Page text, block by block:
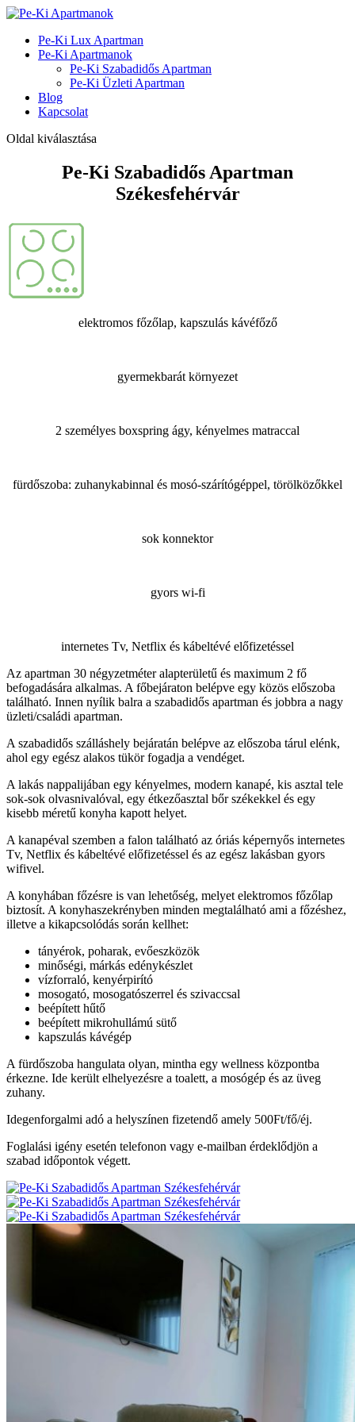
Pe-Ki Lux Apartman
Pe-Ki Apartmanok
Pe-Ki Szabadidős Apartman
Pe-Ki Üzleti Apartman
Blog
Kapcsolat
Oldal kiválasztása
Pe-Ki Szabadidős Apartman
Székesfehérvár
elektromos főzőlap, kapszulás kávéfőző
gyermekbarát környezet
2 személyes boxspring ágy, kényelmes matraccal
fürdőszoba: zuhanykabinnal és mosó-szárítógéppel, törölközőkkel
sok konnektor
gyors wi-fi
internetes Tv, Netflix és kábeltévé előfizetéssel
Az apartman 30 négyzetméter alapterületű és maximum 2 fő
befogadására alkalmas. A főbejáraton belépve egy közös előszoba
található. Innen nyílik balra a szabadidős apartman és jobbra a nagy
üzleti/családi apartman.
A szabadidős szálláshely bejáratán belépve az előszoba tárul elénk,
ahol egy egész alakos tükör fogadja a vendéget.
A lakás nappalijában egy kényelmes, modern kanapé, kis asztal tele
sok-sok olvasnivalóval, egy étkezőasztal bőr székekkel és egy
kisebb méretű konyha kapott helyet.
A kanapéval szemben a falon található az óriás képernyős internetes
Tv, Netflix és kábeltévé előfizetéssel és az egész lakásban gyors
wifivel.
A konyhában főzésre is van lehetőség, melyet elektromos főzőlap
biztosít. A konyhaszekrényben minden megtalálható ami a főzéshez,
illetve a kikapcsolódás során kellhet:
tányérok, poharak, evőeszközök
minőségi, márkás edénykészlet
vízforraló, kenyérpirító
mosogató, mosogatószerrel és szivaccsal
beépített hűtő
beépített mikrohullámú sütő
kapszulás kávégép
A fürdőszoba hangulata olyan, mintha egy wellness központba
érkezne. Ide került elhelyezésre a toalett, a mosógép és az üveg
zuhany.
Idegenforgalmi adó a helyszínen fizetendő amely 500Ft/fő/éj.
Foglalási igény esetén telefonon vagy e-mailban érdeklődjön a
szabad időpontok végett.